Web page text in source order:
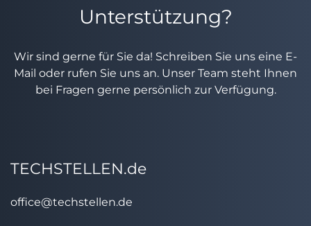
Unterstützung?
Wir sind gerne für Sie da! Schreiben Sie uns eine E-
Mail oder rufen Sie uns an. Unser Team steht Ihnen
bei Fragen gerne persönlich zur Verfügung.
TECHSTELLEN.de
office@techstellen.de